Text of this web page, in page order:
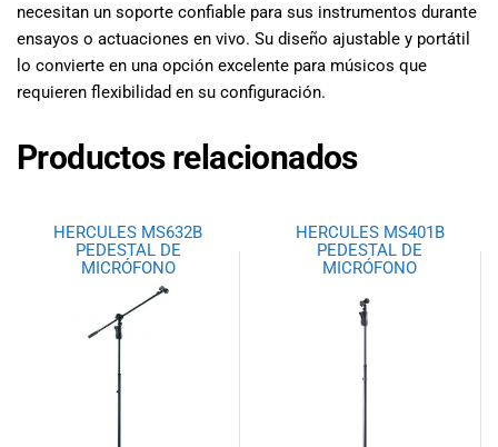
necesitan un soporte confiable para sus instrumentos durante
ensayos o actuaciones en vivo. Su diseño ajustable y portátil
lo convierte en una opción excelente para músicos que
requieren flexibilidad en su configuración.
Productos relacionados
HERCULES MS632B
PEDESTAL DE
MICRÓFONO
HERCULES MS401B
PEDESTAL DE
MICRÓFONO